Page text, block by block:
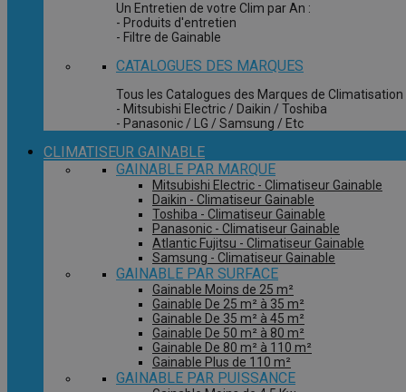
Un Entretien de votre Clim par An :
- Produits d'entretien
- Filtre de Gainable
CATALOGUES DES MARQUES
Tous les Catalogues des Marques de Climatisation
- Mitsubishi Electric / Daikin / Toshiba
- Panasonic / LG / Samsung / Etc
CLIMATISEUR GAINABLE
GAINABLE PAR MARQUE
Mitsubishi Electric - Climatiseur Gainable
Daikin - Climatiseur Gainable
Toshiba - Climatiseur Gainable
Panasonic - Climatiseur Gainable
Atlantic Fujitsu - Climatiseur Gainable
Samsung - Climatiseur Gainable
GAINABLE PAR SURFACE
Gainable Moins de 25 m²
Gainable De 25 m² à 35 m²
Gainable De 35 m² à 45 m²
Gainable De 50 m² à 80 m²
Gainable De 80 m² à 110 m²
Gainable Plus de 110 m²
GAINABLE PAR PUISSANCE